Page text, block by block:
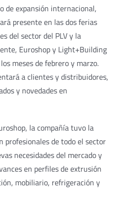
de expansión internacional,
presente en las dos ferias
del sector del PLV y la
Euroshop y Light+Building
meses de febrero y marzo.
a clientes y distribuidores,
y novedades en
la compañía tuvo la
profesionales de todo el sector
necesidades del mercado y
en perfiles de extrusión
mobiliario, refrigeración y